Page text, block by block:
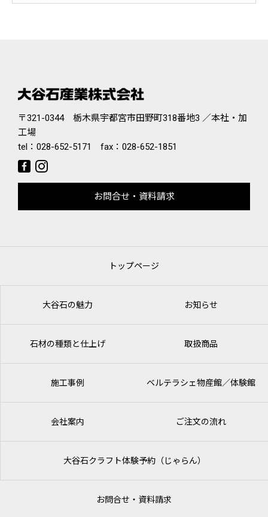
〒321-0344 栃木県宇都宮市田野町318番地3 ／本社・加
工場
tel： 028-652-5171 fax：028-652-1851
お問合せ・資料請求
トップページ
大谷石の魅力 お知らせ
石材の種類と仕上げ 取扱商品
施工事例 ベルテラシェ物産館／体験館
会社案内 ご注文の流れ
大谷石クラフト体験予約（じゃらん）
お問合せ・資料請求